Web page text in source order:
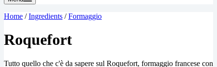
Home /Ingredients /Formaggio
Roquefort
Tutto quello che c'è da sapere sul Roquefort, formaggio francese con